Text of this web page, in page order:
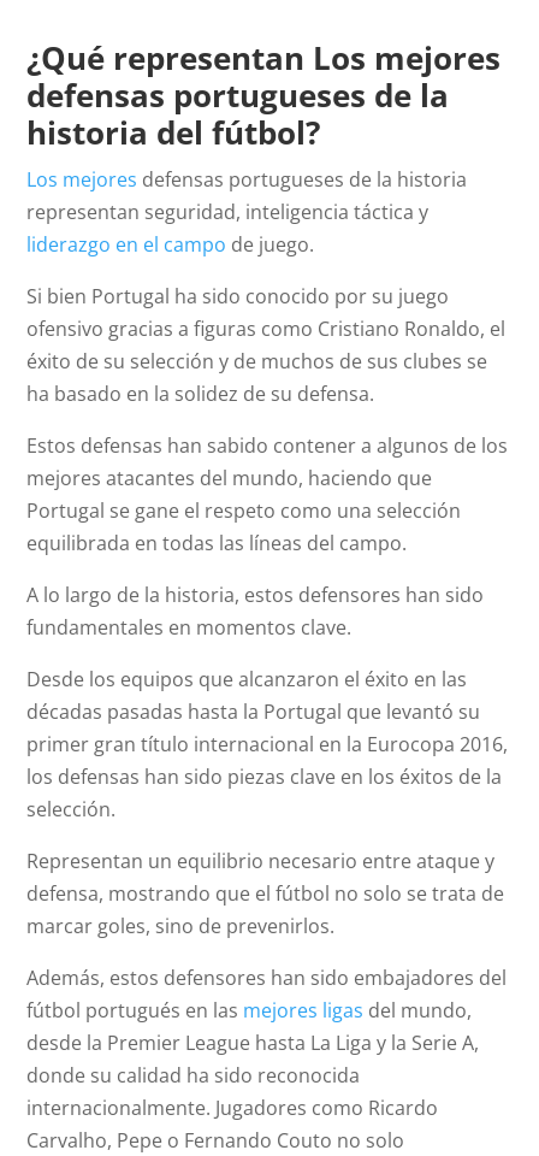
¿Qué representan Los mejores
defensas portugueses de la
historia del fútbol?
Los mejores defensas portugueses de la historia
representan seguridad, inteligencia táctica y
liderazgo en el campo de juego.
Si bien Portugal ha sido conocido por su juego
ofensivo gracias a figuras como Cristiano Ronaldo, el
éxito de su selección y de muchos de sus clubes se
ha basado en la solidez de su defensa.
Estos defensas han sabido contener a algunos de los
mejores atacantes del mundo, haciendo que
Portugal se gane el respeto como una selección
equilibrada en todas las líneas del campo.
A lo largo de la historia, estos defensores han sido
fundamentales en momentos clave.
Desde los equipos que alcanzaron el éxito en las
décadas pasadas hasta la Portugal que levantó su
primer gran título internacional en la Eurocopa 2016,
los defensas han sido piezas clave en los éxitos de la
selección.
Representan un equilibrio necesario entre ataque y
defensa, mostrando que el fútbol no solo se trata de
marcar goles, sino de prevenirlos.
Además, estos defensores han sido embajadores del
fútbol portugués en las mejores ligas del mundo,
desde la Premier League hasta La Liga y la Serie A,
donde su calidad ha sido reconocida
internacionalmente. Jugadores como Ricardo
Carvalho, Pepe o Fernando Couto no solo